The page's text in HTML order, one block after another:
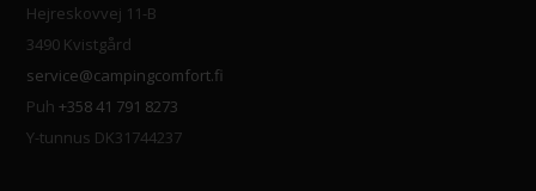
Hejreskovvej 11-B
3490 Kvistgård
service@campingcomfort.fi
Puh+358 41 791 8273
Y-tunnus DK31744237